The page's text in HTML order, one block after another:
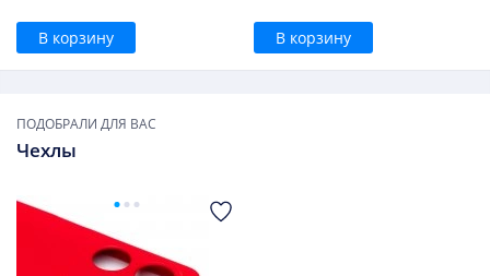
В корзину В корзину
ПОДОБРАЛИ ДЛЯ ВАС
Чехлы